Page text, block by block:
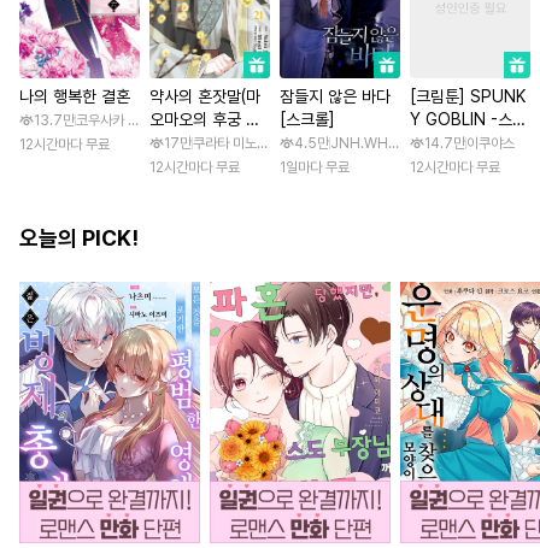
나의 행복한 결혼
13.7만코우사카 리토 / 아기토기 아쿠미
12시간마다 무료
약사의 혼잣말(마
오마오의 후궁 수
수께끼 풀이수첩)
17만쿠라타 미노지 / 휴우가 나츠
12시간마다 무료
잠들지 않은 바다
[스크롤]
4.5만JNH.WH Studio / Lasso
1일마다 무료
[크림툰] SPUNK
Y GOBLIN -스펑
키 고블린- [스크
롤]
14.7만이쿠야스
12시간마다 무료
오늘의 PICK!